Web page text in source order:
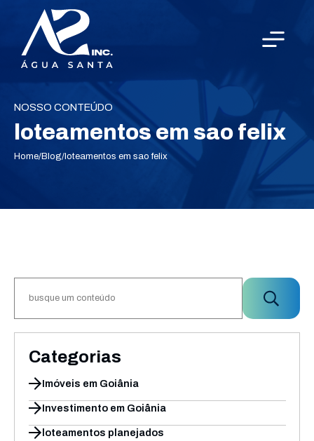
NOSSO CONTEÚDO
loteamentos em sao felix
Home/Blog/ loteamentos em sao felix
Categorias
Imóveis em Goiânia
Investimento em Goiânia
loteamentos planejados